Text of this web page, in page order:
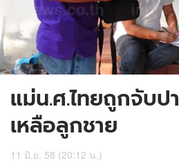
แม่น.ศ.ไทยถูกจับป
เหลือลูกชาย
11 มิ.ย. 58 (20:12 น.)